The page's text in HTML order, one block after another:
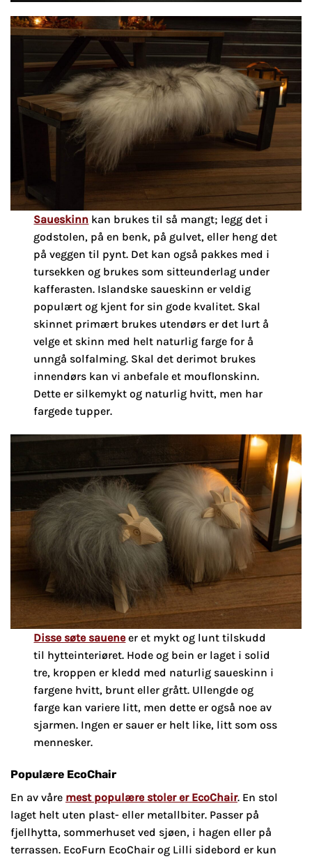
Saueskinn kan brukes til så mangt; legg det i
godstolen, på en benk, på gulvet, eller heng det
på veggen til pynt. Det kan også pakkes med i
tursekken og brukes som sitteunderlag under
kafferasten. Islandske saueskinn er veldig
populært og kjent for sin gode kvalitet. Skal
skinnet primært brukes utendørs er det lurt å
velge et skinn med helt naturlig farge for å
unngå solfalming. Skal det derimot brukes
innendørs kan vi anbefale et mouflonskinn.
Dette er silkemykt og naturlig hvitt, men har
fargede tupper.
Disse søte saueneer et mykt og lunt tilskudd
til hytteinteriøret. Hode og bein er laget i solid
tre, kroppen er kledd med naturlig saueskinn i
fargene hvitt, brunt eller grått. Ullengde og
farge kan variere litt, men dette er også noe av
sjarmen. Ingen er sauer er helt like, litt som oss
mennesker.
Populære EcoChair
En av våre mest populære stoler er EcoChair. En stol
laget helt uten plast- eller metallbiter. Passer på
fjellhytta, sommerhuset ved sjøen, i hagen eller på
terrassen. EcoFurn EcoChair og Lilli sidebord er kun